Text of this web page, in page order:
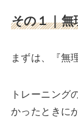
その１｜無
まずは、『無
トレーニング
かったときに